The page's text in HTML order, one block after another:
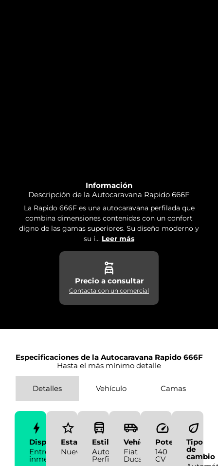
Información
Descripción de la Autocaravana Rapido 666F
La Rapido 666F es una autocaravana perfilada que
combina dimensiones contenidas con un confort
digno de las gamas superiores. Su diseño moderno y
su i... Leer más
Precio a consultar
Contacta con un comercial
Especificaciones de la Autocaravana Rapido 666F
Hasta el más mínimo detalle
Detalles Vehículo Camas
Disponibilidad
Entrega
inmediata
Estado
Nueva
Estilo
Autocaravana
Perfilada
Vehículo
Fiat
Ducato
Potencia
140
CV
Tipo
de
cambio